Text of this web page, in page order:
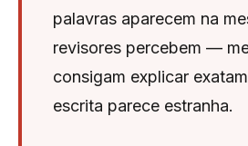
palavras aparecem na
revisores percebem —
consigam explicar
escrita parece estranha.